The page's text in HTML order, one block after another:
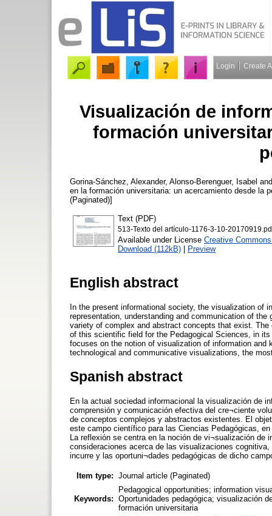
Login Create
Visualización de
formación
Gorina-Sánchez, Alexander, Alonso-Berenguer, Isabel
en la formación universitaria: un acercamiento desde la
(Paginated)]
Text (PDF)
513-Texto del artículo-1176-3-10-
Available under License Creative
Download (112kB) | Preview
English abstract
In the present informational society, the visualization of
representation, understanding and communication of
variety of complex and abstract concepts that exist.
of this scientific field for the Pedagogical Sciences, in
focuses on the notion of visualization of information and
technological and communicative visualizations, the
Spanish abstract
En la actual sociedad informacional la visualización de
comprensión y comunicación efectiva del cre¬ciente
de conceptos complejos y abstractos existentes. El
este campo científico para las Ciencias Pedagógicas,
La reflexión se centra en la noción de vi¬sualización de
consideraciones acerca de las visualizaciones
incurre y las oportuni¬dades pedagógicas de dicho
Item type: Journal article (Paginated)
Keywords:
Pedagogical opportunities; information
Oportunidades pedagógica; visualización
formación universitaria